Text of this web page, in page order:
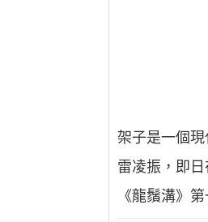
架子是一個
雷凌振，即
《龍鬚溝》